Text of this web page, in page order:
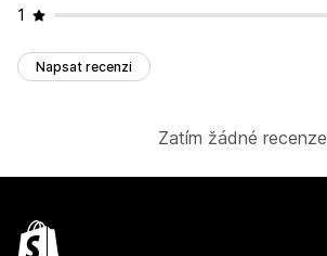
1
Napsat recenzi
Zatím žádné recenze